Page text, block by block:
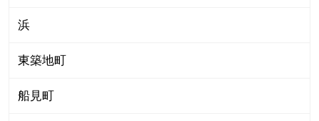
浜
東築地町
船見町